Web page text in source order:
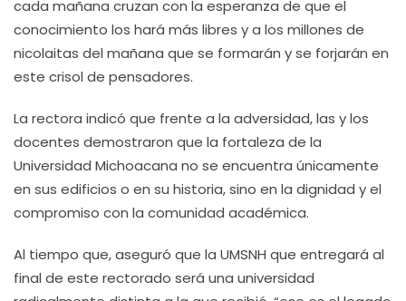
cada mañana cruzan con la esperanza de que el
conocimiento los hará más libres y a los millones de
nicolaitas del mañana que se formarán y se forjarán en
este crisol de pensadores.
La rectora indicó que frente a la adversidad, las y los
docentes demostraron que la fortaleza de la
Universidad Michoacana no se encuentra únicamente
en sus edificios o en su historia, sino en la dignidad y el
compromiso con la comunidad académica.
Al tiempo que, aseguró que la UMSNH que entregará al
final de este rectorado será una universidad